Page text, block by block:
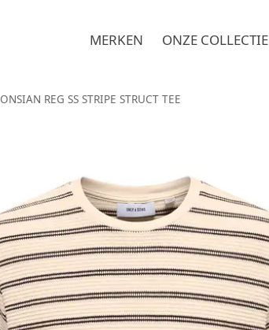
MERKEN ONZE COLLECTIE
ONSIAN REG SS STRIPE STRUCT TEE